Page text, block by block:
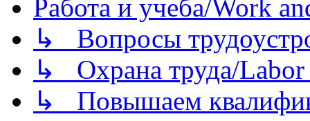
Работа и учеба/Work
↳ Вопросы
↳ Охрана труда/Labor
↳ Повышаем